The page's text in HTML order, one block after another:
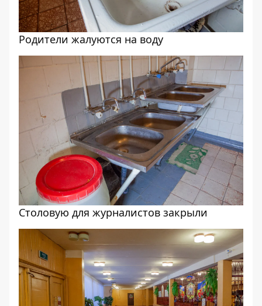
Родители жалуются на воду
Столовую для журналистов закрыли